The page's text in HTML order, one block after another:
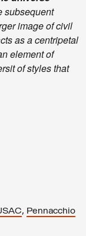
subsequent
image of civil
as a centripetal
element of
of styles that
, Pennacchio